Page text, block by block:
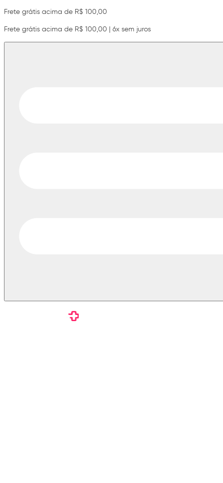
Frete grátis acima de R$ 100,00
Frete grátis acima de R$ 100,00 | 6x sem juros